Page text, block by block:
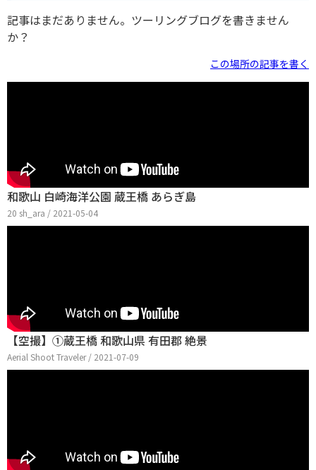
記事はまだありません。ツーリングブログを書きません
か？
この場所の記事を書く
和歌山 白崎海洋公園 蔵王橋 あらぎ島
20 sh_ara / 2021-05-04
【空撮】①蔵王橋 和歌山県 有田郡 絶景
Aerial Shoot Traveler / 2021-07-09